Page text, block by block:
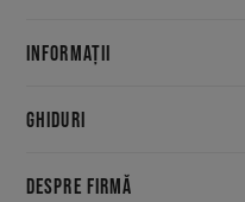
INFORMAȚII
GHIDURI
DESPRE FIRMĂ